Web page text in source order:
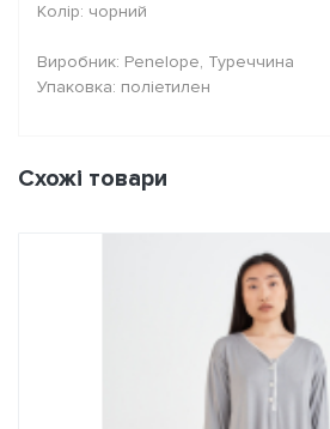
Колір: чорний
Виробник: Penelope, Туреччина
Упаковка: поліетилен
Схожі товари